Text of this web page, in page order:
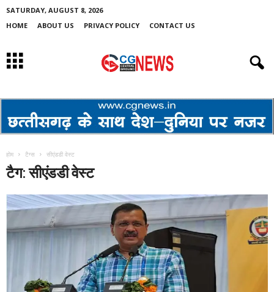
SATURDAY, AUGUST 8, 2026
HOME
ABOUT US PRIVACY POLICY CONTACT US
होम टैग्स सीएंडडी वेस्ट
टैग: सीएंडडी वेस्ट